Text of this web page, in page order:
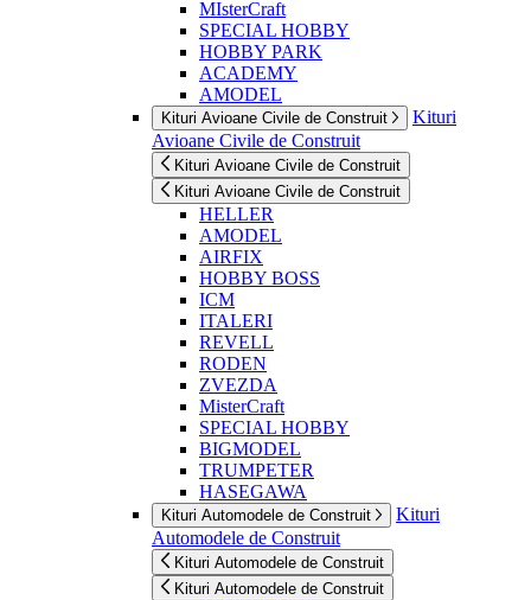
MIsterCraft
SPECIAL HOBBY
HOBBY PARK
ACADEMY
AMODEL
Kituri Avioane Civile de Construit
Kituri
Avioane Civile de Construit
Kituri Avioane Civile de Construit
Kituri Avioane Civile de Construit
HELLER
AMODEL
AIRFIX
HOBBY BOSS
ICM
ITALERI
REVELL
RODEN
ZVEZDA
MisterCraft
SPECIAL HOBBY
BIGMODEL
TRUMPETER
HASEGAWA
Kituri Automodele de Construit
Kituri
Automodele de Construit
Kituri Automodele de Construit
Kituri Automodele de Construit